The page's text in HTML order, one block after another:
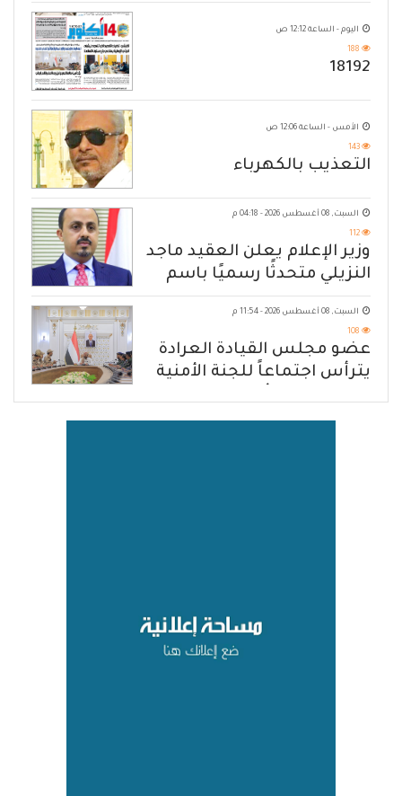
اليوم - الساعة 12:12 ص
188
18192
الأمس - الساعة 12:06 ص
143
التعذيب بالكهرباء
السبت, 08 أغسطس 2026 - 04:18 م
112
وزير الإعلام يعلن العقيد ماجد
النزيلي متحدثًا رسميًا باسم
القوات المسلحة اليمنية
السبت, 08 أغسطس 2026 - 11:54 م
108
عضو مجلس القيادة العرادة
يترأس اجتماعاً للجنة الأمنية